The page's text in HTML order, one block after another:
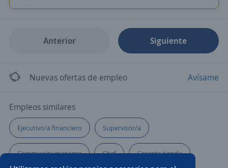
Anterior Siguiente
Nuevas ofertas de empleo Avísame
Empleos similares
Ejecutivo/a financiero Supervisor/a
Community manager Chef Gerente tienda